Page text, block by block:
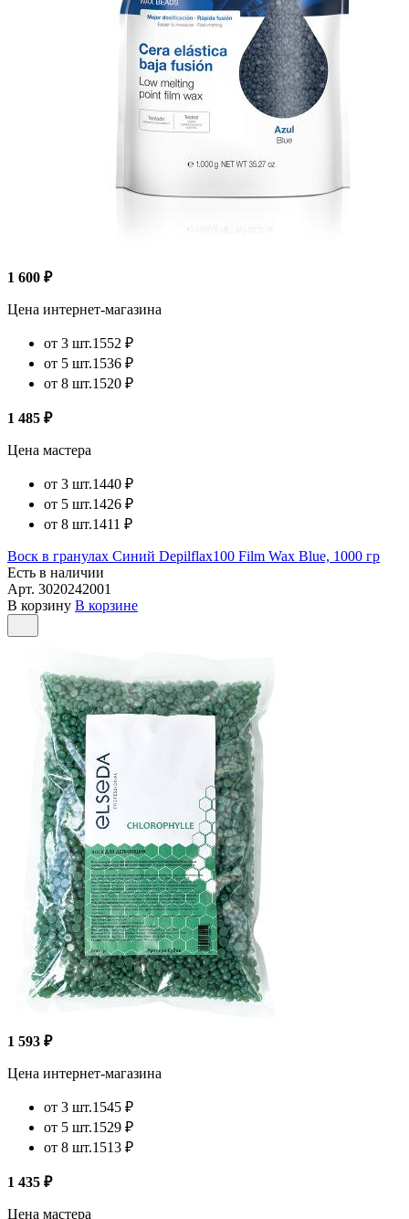
1 600 ₽
Цена интернет-магазина
от 3 шт.1552 ₽
от 5 шт.1536 ₽
от 8 шт.1520 ₽
1 485 ₽
Цена мастера
от 3 шт.1440 ₽
от 5 шт.1426 ₽
от 8 шт.1411 ₽
Воск в гранулах Синий Depilflax100 Film Wax Blue, 1000 гр
Есть в наличии
Арт. 3020242001
В корзину В корзине
1 593 ₽
Цена интернет-магазина
от 3 шт.1545 ₽
от 5 шт.1529 ₽
от 8 шт.1513 ₽
1 435 ₽
Цена мастера